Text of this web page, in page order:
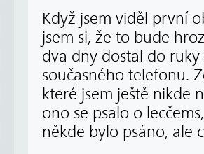
Když jsem viděl první
jsem si, že to bude
dva dny dostal do
současného telefonu.
které jsem ještě nikde
ono se psalo o
někde bylo psáno, ale